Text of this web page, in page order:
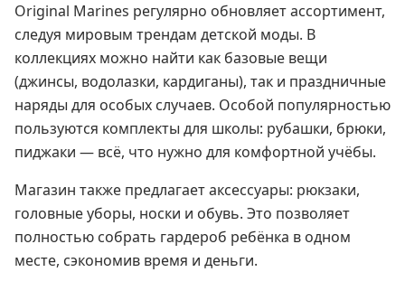
Original Marines регулярно обновляет ассортимент,
следуя мировым трендам детской моды. В
коллекциях можно найти как базовые вещи
(джинсы, водолазки, кардиганы), так и праздничные
наряды для особых случаев. Особой популярностью
пользуются комплекты для школы: рубашки, брюки,
пиджаки — всё, что нужно для комфортной учёбы.
Магазин также предлагает аксессуары: рюкзаки,
головные уборы, носки и обувь. Это позволяет
полностью собрать гардероб ребёнка в одном
месте, сэкономив время и деньги.